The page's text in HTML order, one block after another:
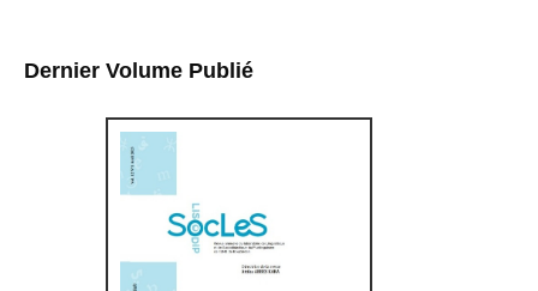
Dernier Volume Publié